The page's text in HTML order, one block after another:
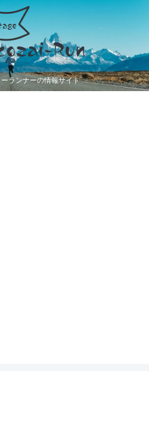
ランナーの情報サイト